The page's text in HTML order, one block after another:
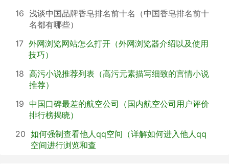
16 浅谈中国品牌香皂排名前十名（中国香皂排名前十
名都有哪些）
17 外网浏览网站怎么打开（外网浏览器介绍以及使用
技巧）
18 高污小说推荐列表（高污元素描写细致的言情小说
推荐）
19 中国口碑最差的航空公司（国内航空公司用户评价
排行榜揭晓）
20 如何强制查看他人qq空间（详解如何进入他人qq
空间进行浏览和查